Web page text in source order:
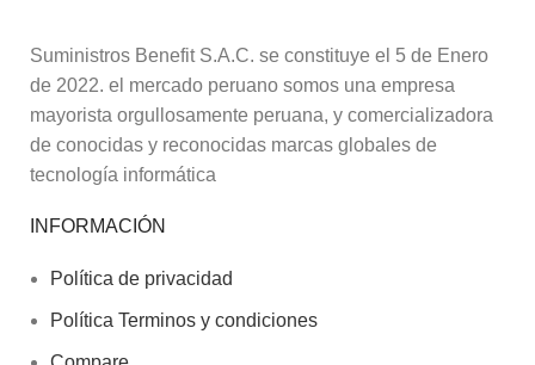
Suministros Benefit S.A.C. se constituye el 5 de Enero
de 2022. el mercado peruano somos una empresa
mayorista orgullosamente peruana, y comercializadora
de conocidas y reconocidas marcas globales de
tecnología informática
INFORMACIÓN
Política de privacidad
Política Terminos y condiciones